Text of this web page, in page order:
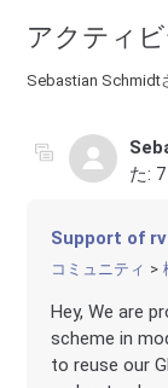
アクティ
Sebastian Schmidt
た:
Support of
コミュニティ
Hey, We are
scheme in
to reuse our